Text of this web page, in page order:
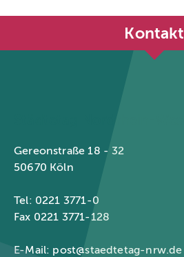
Kontakt
Gereonstraße 18 - 32
50670 Köln
Tel: 0221 3771-0
Fax 0221 3771-128
E-Mail: post@staedtetag-nrw.de